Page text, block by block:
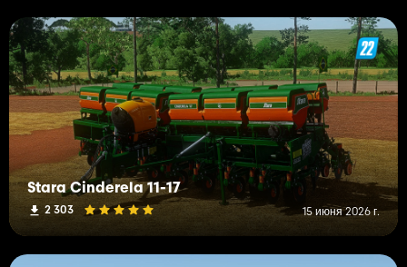
Stara Cinderela 11-17
2 303 15 июня 2026 г.